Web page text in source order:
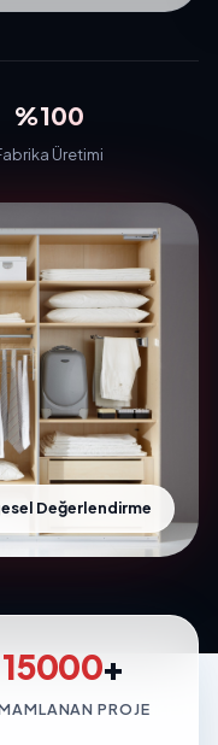
%100
Üretimi
Değerlendirme
15000+
PROJE